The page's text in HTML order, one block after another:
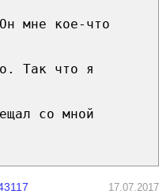
мне кое-что
Так что я
со мной
17.07.2017